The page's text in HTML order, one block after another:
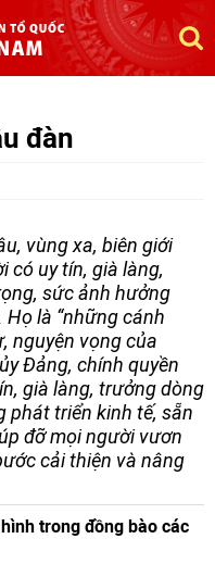
đàn
vùng xa, biên giới
có uy tín, già làng,
sức ảnh hưởng
là “những cánh
nguyện vọng của
Đảng, chính quyền
già làng, trưởng dòng
phát triển kinh tế, sẵn
đỡ mọi người vươn
cải thiện và nâng
trong đồng bào các